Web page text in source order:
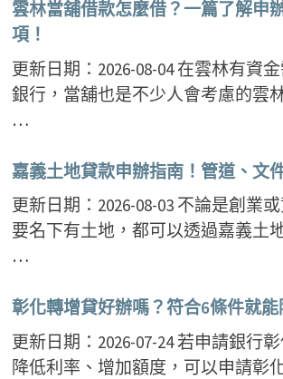
雲林當舖借款怎麼借？一篇了解申
項！
更新日期：2026-08-04 在雲林有資
銀行，當舖也是不少人會考慮的雲
…
嘉義土地貸款申辦指南！管道、文
更新日期：2026-08-03 不論是創業
要名下有土地，都可以透過嘉義土
…
彰化轉增貸好辦嗎？符合6條件就能
更新日期：2026-07-24 若申請銀行
降低利率、增加額度，可以申請彰